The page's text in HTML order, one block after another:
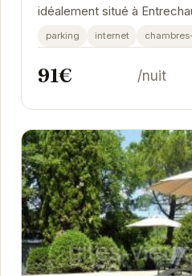
idéalement situé à
ensoleillées, son accès
parking internet
91€ /nuit